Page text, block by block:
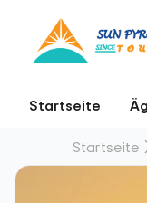
Startseite
Startseite